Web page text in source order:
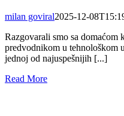
milan goviral2025-12-
Razgovarali smo sa domaćom
predvodnikom u tehnološkom
jednoj od najuspešnijih [...]
Read More